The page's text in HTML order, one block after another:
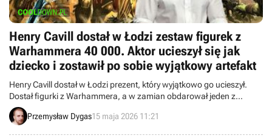
Henry Cavill dostał w Łodzi zestaw figurek z
Warhammera 40 000. Aktor ucieszył się jak
dziecko i zostawił po sobie wyjątkowy artefakt
Henry Cavill dostał w Łodzi prezent, który wyjątkowo go ucieszył.
Dostał figurki z Warhammera, a w zamian obdarował jeden z
lokalnych sklepów swoim błogosławieństwem.
Przemysław Dygas15 maja 2026 11:21